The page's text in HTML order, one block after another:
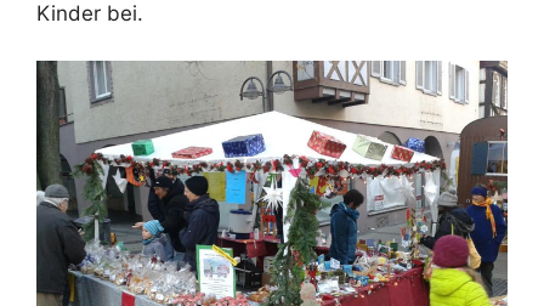
Kinder bei.